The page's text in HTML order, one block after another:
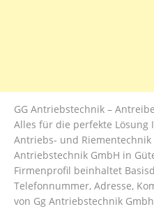
GG Antriebstechnik –
Alles für die perfekte Lösung
Antriebs- und Riementechnik
Antriebstechnik GmbH in
Firmenprofil beinhaltet
Telefonnummer, Adresse,
von Gg Antriebstechnik